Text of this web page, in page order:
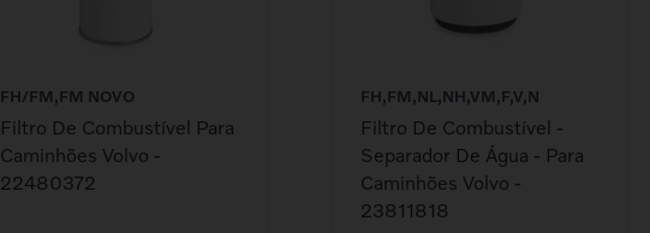
FH/FM,FM NOVO
Filtro De Combustível Para
Caminhões Volvo -
22480372
FH,FM,NL,NH,VM,F,V,N
Filtro De Combustível -
Separador De Água - Para
Caminhões Volvo -
23811818